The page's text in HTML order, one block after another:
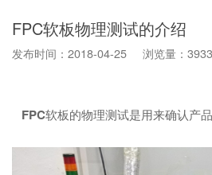
FPC软板物理测试的介绍
发布时间：2018-04-25 浏览量：3933
FPC软板的物理测试是用来确认产品